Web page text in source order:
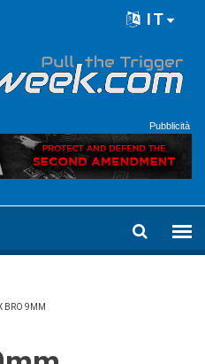
IT
Pubblicità
BRO 9MM